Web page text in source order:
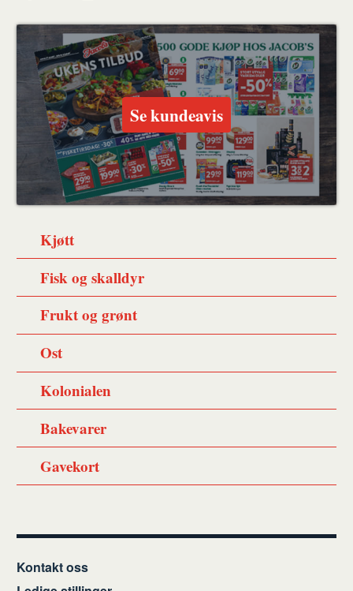
på
Facebook
på
Twitter
ut en
venn
Se kundeavis
Kjøtt
Fisk og skalldyr
Frukt og grønt
Ost
Kolonialen
Bakevarer
Gavekort
Kontakt oss